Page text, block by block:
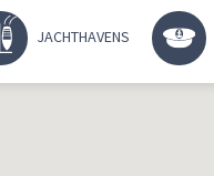
JACHTHAVENS